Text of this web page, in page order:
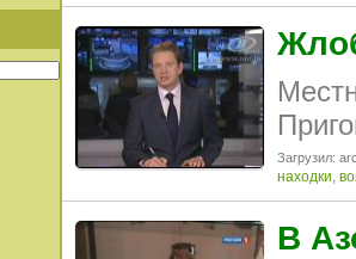
Загрузил:
находки,
В